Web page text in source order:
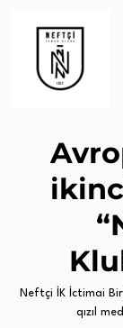
Neftçi İK İctimai
qızıl